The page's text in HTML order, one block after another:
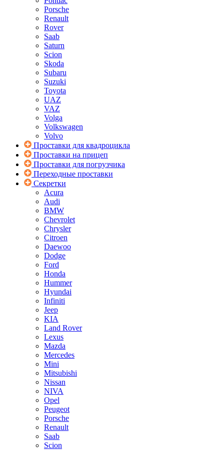
Porsche
Renault
Rover
Saab
Saturn
Scion
Skoda
Subaru
Suzuki
Toyota
UAZ
VAZ
Volga
Volkswagen
Volvo
Проставки для квадроцикла
Проставки на прицеп
Проставки для погрузчика
Переходные проставки
Секретки
Acura
Audi
BMW
Chevrolet
Chrysler
Citroen
Daewoo
Dodge
Ford
Honda
Hummer
Hyundai
Infiniti
Jeep
KIA
Land Rover
Lexus
Mazda
Mercedes
Mini
Mitsubishi
Nissan
NIVA
Opel
Peugeot
Porsche
Renault
Saab
Scion